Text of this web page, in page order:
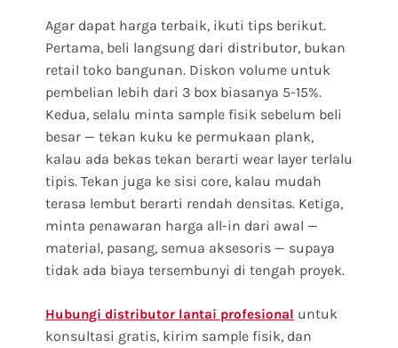
Agar dapat harga terbaik, ikuti tips berikut.
Pertama, beli langsung dari distributor, bukan
retail toko bangunan. Diskon volume untuk
pembelian lebih dari 3 box biasanya 5-15%.
Kedua, selalu minta sample fisik sebelum beli
besar — tekan kuku ke permukaan plank,
kalau ada bekas tekan berarti wear layer terlalu
tipis. Tekan juga ke sisi core, kalau mudah
terasa lembut berarti rendah densitas. Ketiga,
minta penawaran harga all-in dari awal —
material, pasang, semua aksesoris — supaya
tidak ada biaya tersembunyi di tengah proyek.
Hubungi distributor lantai profesional untuk
konsultasi gratis, kirim sample fisik, dan